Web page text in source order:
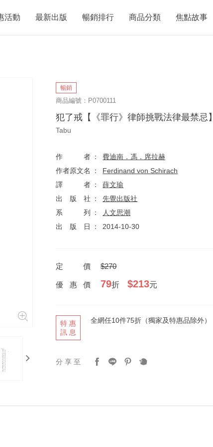
活動 最新出版 暢銷排行 商品分類 焦點故事
暢銷
商品編號：P0700111
犯了戒【《罪行》律師挑戰法律最禁忌】
Tabu
作者
費迪南．馮．席拉赫
作者原文名
Ferdinand von Schirach
譯者
薛文瑜
出版社
先覺出版社
系列
人文思潮
出版日
2014-10-30
定價 $270
優惠價 79折$213元
特惠
訊息
全網任10件75折（獨家及特惠品除外）
分享至